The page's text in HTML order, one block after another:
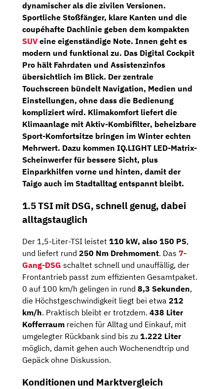
dynamischer als die zivilen Versionen.
Sportliche Stoßfänger, klare Kanten und die
coupéhafte Dachlinie geben dem kompakten
SUV eine eigenständige Note. Innen geht es
modern und funktional zu. Das Digital Cockpit
Pro hält Fahrdaten und Assistenzinfos
übersichtlich im Blick. Der zentrale
Touchscreen bündelt Navigation, Medien und
Einstellungen, ohne dass die Bedienung
kompliziert wird. Klimakomfort liefert die
Klimaanlage mit Aktiv-Kombifilter, beheizbare
Sport-Komfortsitze bringen im Winter echten
Mehrwert. Dazu kommen IQ.LIGHT LED-Matrix-
Scheinwerferfür bessere Sicht, plus
Einparkhilfen vorne und hinten, damit der
Taigo auch im Stadtalltag entspannt bleibt.
1.5 TSI mit DSG, schnell genug, dabei
alltagstauglich
Der 1,5-Liter-TSI leistet 110 kW, also 150 PS,
und liefert rund 250 Nm Drehmoment. Das 7-
Gang-DSG schaltet schnell und unauffällig, der
Frontantrieb passt zum effizienten Gesamtpaket.
0 auf 100 km/h gelingen in rund 8,3 Sekunden,
die Höchstgeschwindigkeit liegt bei etwa 212
km/h. Praktisch bleibt er trotzdem. 438 Liter
Kofferraum reichen für Alltag und Einkauf, mit
umgelegter Rückbank sind bis zu 1.222 Liter
möglich, damit gehen auch Wochenendtrip und
Gepäck ohne Diskussion.
Konditionen und Marktvergleich